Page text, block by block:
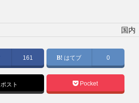
国内
161 はてブ 0
ポスト Pocket